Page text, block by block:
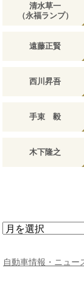
清水草一
（永福ランプ）
遠藤正賢
西川昇吾
手束 毅
木下隆之
ア
カ
自動車情報・ニュー